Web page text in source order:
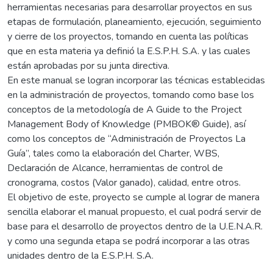
herramientas necesarias para desarrollar proyectos en sus
etapas de formulación, planeamiento, ejecución, seguimiento
y cierre de los proyectos, tomando en cuenta las políticas
que en esta materia ya definió la E.S.P.H. S.A. y las cuales
están aprobadas por su junta directiva.
En este manual se logran incorporar las técnicas establecidas
en la administración de proyectos, tomando como base los
conceptos de la metodología de A Guide to the Project
Management Body of Knowledge (PMBOK® Guide), así
como los conceptos de “Administración de Proyectos La
Guía”, tales como la elaboración del Charter, WBS,
Declaración de Alcance, herramientas de control de
cronograma, costos (Valor ganado), calidad, entre otros.
El objetivo de este, proyecto se cumple al lograr de manera
sencilla elaborar el manual propuesto, el cual podrá servir de
base para el desarrollo de proyectos dentro de la U.E.N.A.R.
y como una segunda etapa se podrá incorporar a las otras
unidades dentro de la E.S.P.H. S.A.